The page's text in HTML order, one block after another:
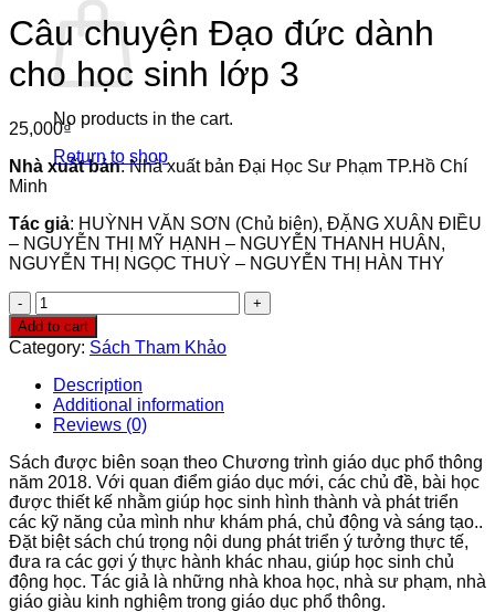
No products in the cart.
Return to shop
Câu chuyện Đạo đức dành
cho học sinh lớp 3
25,000₫
Nhà xuất bản: Nhà xuất bản Đại Học Sư Phạm TP.Hồ Chí
Minh
Tác giả: HUỲNH VĂN SƠN (Chủ biên), ĐẶNG XUÂN ĐIỀU
– NGUYỄN THỊ MỸ HẠNH – NGUYỄN THANH HUÂN,
NGUYỄN THỊ NGỌC THUỲ – NGUYỄN THỊ HÀN THY
Câu
chuyện
Đạo
đức
dành
cho
học
sinh
lớp
3
quantity
Add to cart
Category: Sách Tham Khảo
Description
Additional information
Reviews (0)
Sách được biên soạn theo Chương trình giáo dục phổ thông
năm 2018. Với quan điểm giáo dục mới, các chủ đề, bài học
được thiết kế nhằm giúp học sinh hình thành và phát triển
các kỹ năng của mình như khám phá, chủ động và sáng tạo..
Đặt biệt sách chú trọng nội dung phát triển ý tưởng thực tế,
đưa ra các gợi ý thực hành khác nhau, giúp học sinh chủ
động học. Tác giả là những nhà khoa học, nhà sư phạm, nhà
giáo giàu kinh nghiệm trong giáo dục phổ thông.